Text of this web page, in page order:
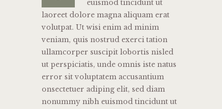
euismod tincidunt ut
laoreet dolore magna aliquam erat
volutpat. Ut wisi enim ad minim
veniam, quis nostrud exerci tation
ullamcorper suscipit lobortis nisled
ut perspiciatis, unde omnis iste natus
error sit voluptatem accusantium
onsectetuer adiping elit, sed diam
nonummy nibh euismod tincidunt ut